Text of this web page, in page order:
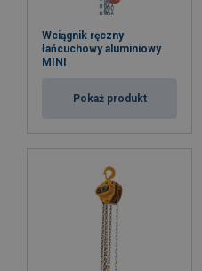
Wciągnik ręczny
łańcuchowy aluminiowy
MINI
Pokaż produkt